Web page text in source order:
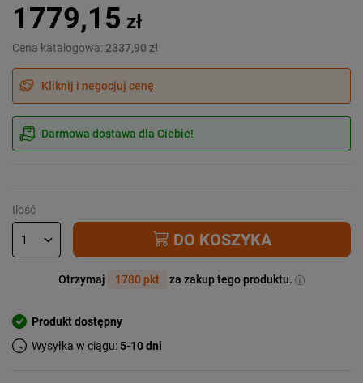
1779,15 zł
Cena katalogowa: 2337,90 zł
Kliknij i negocjuj cenę
Darmowa dostawa dla Ciebie!
Ilość
DO KOSZYKA
Otrzymaj 1780 pkt za zakup tego produktu.
Produkt dostępny
Wysyłka w ciągu:5-10 dni